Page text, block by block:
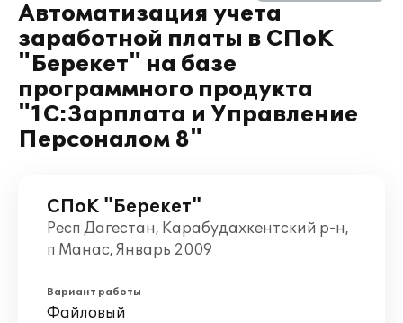
Автоматизация учета
заработной платы в СПоК
"Берекет" на базе
программного продукта
"1С:Зарплата и Управление
Персоналом 8"
СПоК "Берекет"
Респ Дагестан, Карабудахкентский р-н,
п Манас, Январь 2009
Вариант работы
Файловый